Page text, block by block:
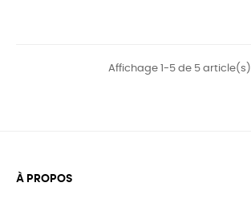
Affichage 1-5 de 5 article(s)
À PROPOS